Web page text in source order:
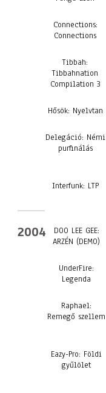
Connections:
Connections
Tibbah:
Tibbahnation
Compilation 3
Hősök: Nyelvtan
Delegáció: Némi
purfinálás
Interfunk: LTP
2004
DOO LEE GEE:
ARZÉN (DEMO)
UnderFire:
Legenda
Raphael:
Remegő szellem
Eazy-Pro: Földi
gyűlölet